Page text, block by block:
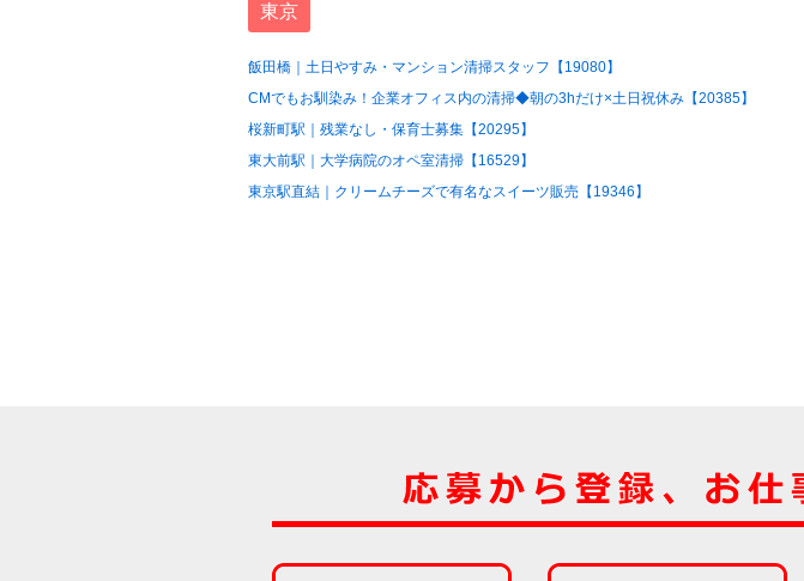
東京
飯田橋｜土日やすみ・マンション清掃スタッフ【19080】
CMでもお馴染み！企業オフィス内の清掃◆朝の3hだけ×土日祝休み【20385】
桜新町駅｜残業なし・保育士募集【20295】
東大前駅｜大学病院のオペ室清掃【16529】
東京駅直結｜クリームチーズで有名なスイーツ販売【19346】